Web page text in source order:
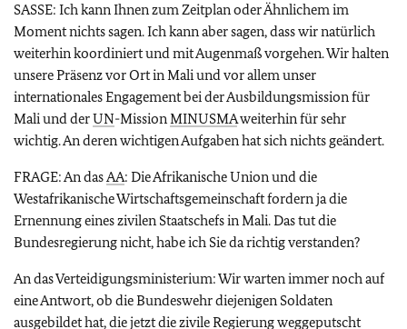
SASSE: Ich kann Ihnen zum Zeitplan oder Ähnlichem im
Moment nichts sagen. Ich kann aber sagen, dass wir natürlich
weiterhin koordiniert und mit Augenmaß vorgehen. Wir halten
unsere Präsenz vor Ort in Mali und vor allem unser
internationales Engagement bei der Ausbildungsmission für
Mali und derUN-MissionMINUSMAweiterhin für sehr
wichtig. An deren wichtigen Aufgaben hat sich nichts geändert.
FRAGE: An dasAA: Die Afrikanische Union und die
Westafrikanische Wirtschaftsgemeinschaft fordern ja die
Ernennung eines zivilen Staatschefs in Mali. Das tut die
Bundesregierung nicht, habe ich Sie da richtig verstanden?
An das Verteidigungsministerium: Wir warten immer noch auf
eine Antwort, ob die Bundeswehr diejenigen Soldaten
ausgebildet hat, die jetzt die zivile Regierung weggeputscht